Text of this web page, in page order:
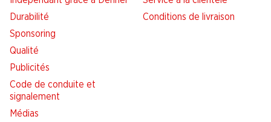
Durabilité
Sponsoring
Qualité
Publicités
Code de conduite et
signalement
Médias
Conditions de livraison